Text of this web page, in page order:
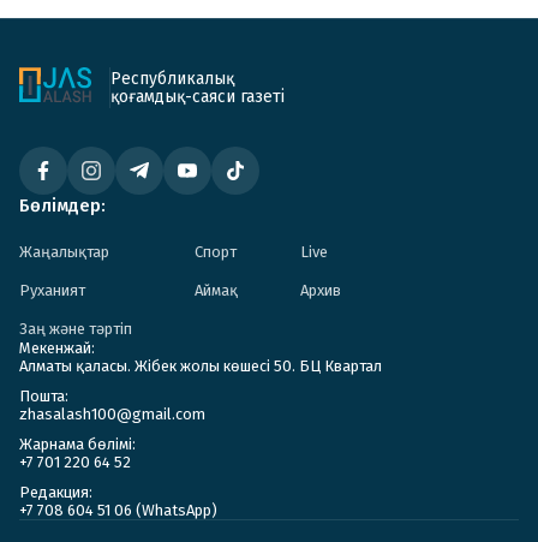
Республикалық
қоғамдық-саяси газеті
Бөлімдер:
Жаңалықтар Спорт Live
Руханият Аймақ Архив
Заң және тәртіп
Мекенжай:
Алматы қаласы. Жібек жолы көшесі 50. БЦ Квартал
Пошта:
zhasalash100@gmail.com
Жарнама бөлімі:
+7 701 220 64 52
Редакция:
+7 708 604 51 06 (WhatsApp)